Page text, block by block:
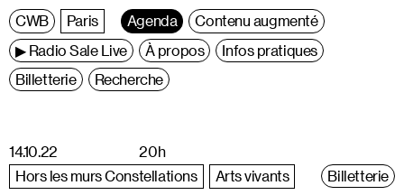
Centre
Wallonie
Bruxelles
Paris Agenda
Contenu augmenté
▶ Radio Sale Live
À propos
Infos pratiques
Billetterie
Recherche
14.10.22
20h
Hors les murs Constellations
Arts vivants Billetterie